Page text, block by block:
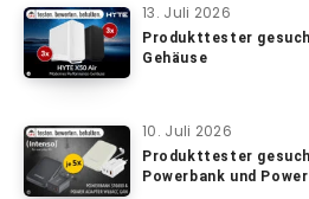
13. Juli 2026
Produkttester
Gehäuse
10. Juli 2026
Produkttester
Powerbank und